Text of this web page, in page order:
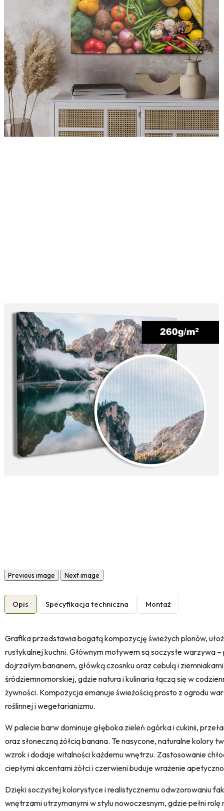
Previous image Next image
Opis Specyfikacja techniczna Montaż
Grafika przedstawia bogatą kompozycję świeżych plonów,
rustykalnej kuchni. Głównym motywem są soczyste warzywa
dojrzałym bananem, główką czosnku oraz cebulą i
śródziemnomorskiej, gdzie natura i kulinaria łączą się w
żywności. Kompozycja emanuje świeżością prosto z ogrodu
roślinnej i wegetarianizmu.
W palecie barw dominuje głęboka zieleń ogórka i cukinii,
oraz słoneczną żółcią banana. Te nasycone, naturalne kolory
wzrok i dodaje witalności każdemu wnętrzu. Zastosowanie
ciepłymi akcentami żółci i czerwieni buduje wrażenie
Dzięki soczystej kolorystyce i realistycznemu odwzorowaniu
wnętrzami utrzymanymi w stylu nowoczesnym, gdzie pełni